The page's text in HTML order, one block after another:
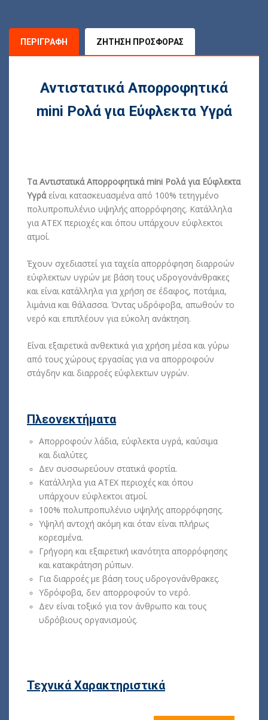
ΠΕΡΙΓΡΑΦΉ ΖΉΤΗΣΗ ΠΡΟΣΦΟΡΆΣ
Αντιστατικά Απορροφητικά
mini Ρολά για Εύφλεκτα Υγρά
Τα Αντιστατικά Απορροφητικά mini Ρολά για Εύφλεκτα
Υγράείναι κατασκευασμένα από 100% τετηγμένο
πολυπροπυλένιο υψηλής απορρόφησης. Κατάλληλα
για ATEX περιοχές και όπου υπάρχουν εύφλεκτοι
ατμοί.
Έχουν σχεδιαστεί για ταχεία απορρόφηση διαρροών
εύφλεκτων υγρών με βάση τους υδρογονάνθρακες
και είναι κατάλληλα για χρήση σε έδαφος, ποτάμια,
λιμάνια και θάλασσα. Όντας υδρόφοβα, απωθούν το
νερό και επιπλέουν για εύκολη ανάκτηση.
Είναι εξαιρετικά ανθεκτικά για χρήση μέσα και γύρω
από τους χώρους εργασίας για να απορροφούν
στάγδην και διαρροές εύφλεκτων υγρών.
Πλεονεκτήματα
Απορροφούν λάδια, εύφλεκτα υγρά, καύσιμα
και διαλύτες.
Δεν συσσωρεύουν στατικά φορτία.
Κατάλληλα για ATEX περιοχές και όπου
υπάρχουν εύφλεκτοι ατμοί.
100% πολυπροπυλένιο υψηλής απορρόφησης.
Υψηλή αντοχή ακόμη και όταν είναι πλήρως
κορεσμένα.
Γρήγορη και εξαιρετική ικανότητα απορρόφησης
και κατακράτηση ρύπων.
Για διαρροές με βάση τους υδρογονάνθρακες.
Υδρόφοβα, δεν απορροφούν το νερό.
Δεν είναι τοξικό για τον άνθρωπο και τους
υδρόβιους οργανισμούς.
Τεχνικά Χαρακτηριστικά